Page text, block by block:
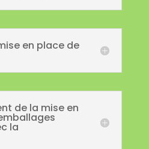
en place de
de la mise en
la